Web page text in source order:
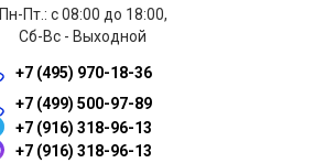
Пн-Пт.: с 08:00 до 18:00,
Сб-Вс - Выходной
+7 (495) 970-18-36
+7 (499) 500-97-89
+7 (916) 318-96-13
+7 (916) 318-96-13